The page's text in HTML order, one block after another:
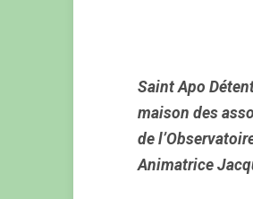
Saint Apo
maison des
de
Animatrice